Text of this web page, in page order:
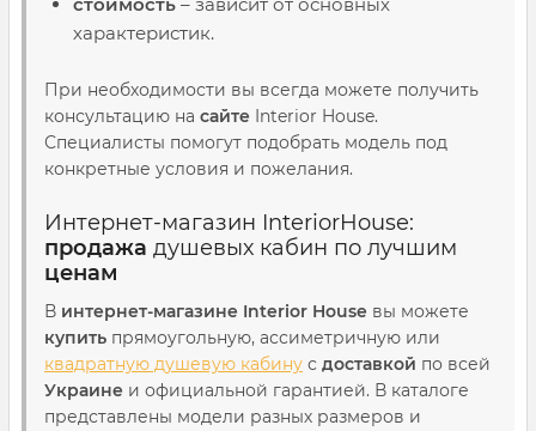
характеристик.
При необходимости вы всегда можете получить
консультацию на сайте Interior House.
Специалисты помогут подобрать модель под
конкретные условия и пожелания.
Интернет-магазин InteriorHouse:
продажа душевых кабин по лучшим
ценам
В интернет-магазине Interior House вы можете
купить прямоугольную, ассиметричную или
квадратную душевую кабину с доставкой по всей
Украине и официальной гарантией. В каталоге
представлены модели разных размеров и